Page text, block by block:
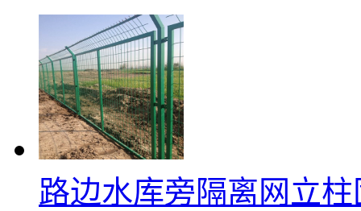
路边水库旁隔离网立